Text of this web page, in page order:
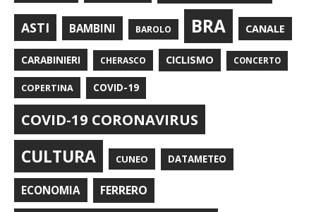
ASTI BAMBINI BAROLO BRA CANALE
CARABINIERI CHERASCO CICLISMO CONCERTO
COPERTINA COVID-19
COVID-19 CORONAVIRUS
CULTURA CUNEO DATAMETEO
ECONOMIA FERRERO